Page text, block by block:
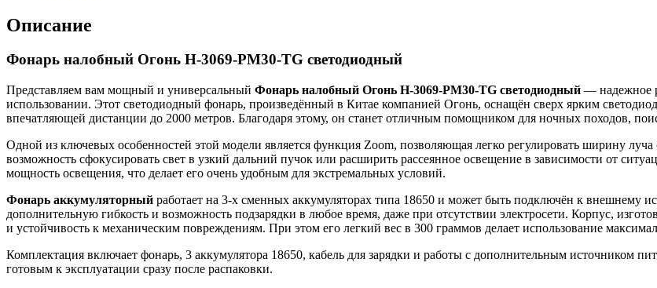
Описание
Фонарь налобный Огонь H-3069-PM30-TG светодиодный
Представляем вам мощный и универсальный Фонарь налобный Огонь H-3069-PM30-TG светодиодный — надежное
использовании. Этот светодиодный фонарь, произведённый в Китае компанией Огонь, оснащён сверх ярким
впечатляющей дистанции до 2000 метров. Благодаря этому, он станет отличным помощником для ночных походов,
Одной из ключевых особенностей этой модели является функция Zoom, позволяющая легко регулировать ширину
возможность сфокусировать свет в узкий дальний пучок или расширить рассеянное освещение в зависимости от
мощность освещения, что делает его очень удобным для экстремальных условий.
Фонарь аккумуляторный работает на 3-х сменных аккумуляторах типа 18650 и может быть подключён к внешнему
дополнительную гибкость и возможность подзарядки в любое время, даже при отсутствии электросети. Корпус,
и устойчивость к механическим повреждениям. При этом его легкий вес в 300 граммов делает использование
Комплектация включает фонарь, 3 аккумулятора 18650, кабель для зарядки и работы с дополнительным источником
готовым к эксплуатации сразу после распаковки.